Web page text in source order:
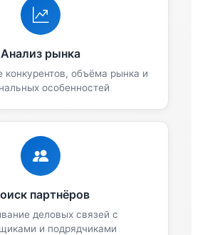
Анализ рынка
конкурентов, объёма рынка и
особенностей
партнёров
деловых связей с
и подрядчиками